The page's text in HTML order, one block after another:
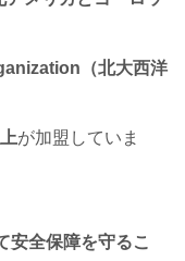
（北大西洋
が加盟していま
安全保障を守るこ